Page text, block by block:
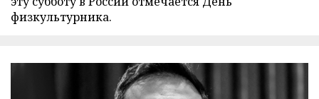
физкультурника.